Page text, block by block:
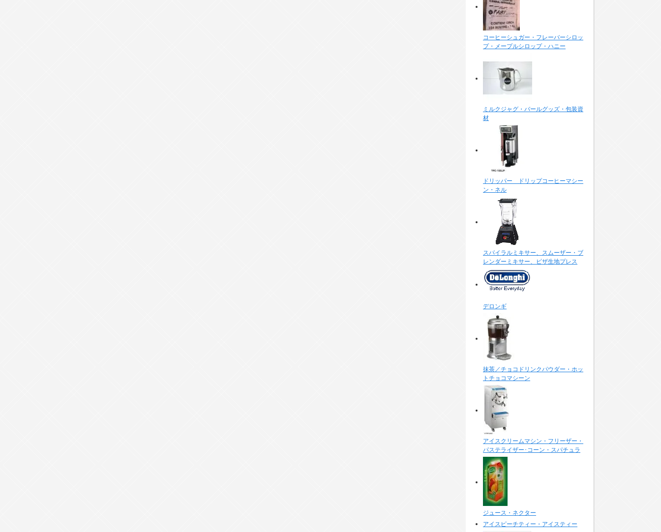
コーヒーシュガー・フレーバーシロッ
プ・メープルシロップ・ハニー
ミルクジャグ・バールグッズ・包装資
材
ドリッパー ドリップコーヒーマシー
ン・ネル
スパイラルミキサー、スムーザー・ブ
レンダーミキサー、ピザ生地プレス
デロンギ
抹茶／チョコドリンクパウダー・ホッ
トチョコマシーン
アイスクリームマシン・フリーザー・
パステライザー･コーン・スパチュラ
ジュース・ネクター
アイスピーチティー・アイスティー